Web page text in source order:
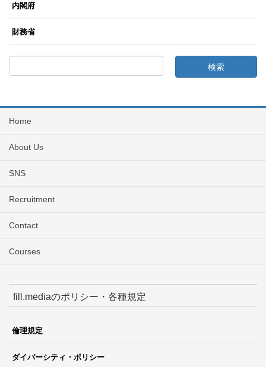
内閣府
財務省
Home
About Us
SNS
Recruitment
Contact
Courses
fill.mediaのポリシー・各種規定
倫理規定
ダイバーシティ・ポリシー